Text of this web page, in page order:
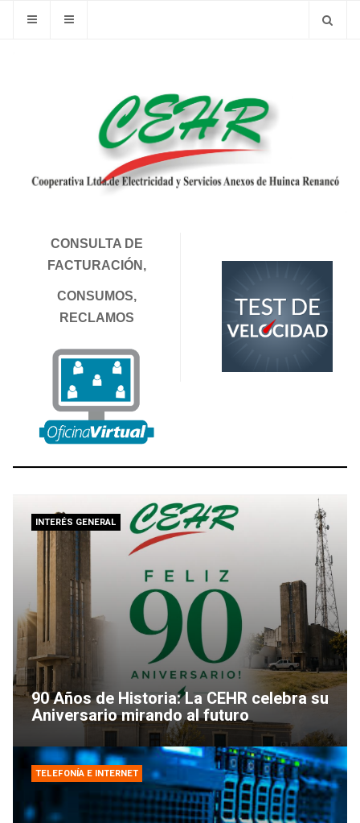
CONSULTA DE
FACTURACIÓN,
CONSUMOS,
RECLAMOS
INTERÉS GENERAL
90 Años de Historia: La CEHR celebra su
Aniversario mirando al futuro
TELEFONÍA E INTERNET